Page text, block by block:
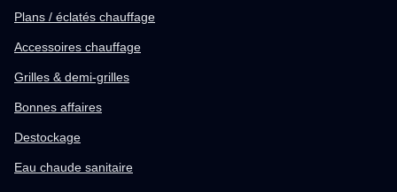
Plans / éclatés chauffage
Accessoires chauffage
Grilles & demi-grilles
Bonnes affaires
Destockage
Eau chaude sanitaire